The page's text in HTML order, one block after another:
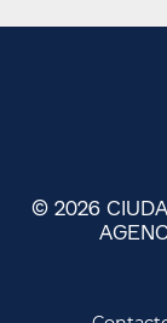
© 2026